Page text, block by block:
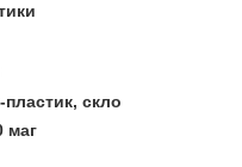
пластик, скло
маг